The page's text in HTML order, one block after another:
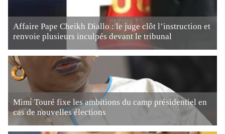
Affaire Pape Cheikh Diallo : le juge clôt l’instruction et
renvoie plusieurs inculpés devant le tribunal
Mimi Touré fixe les ambitions du camp présidentiel en
cas de nouvelles élections